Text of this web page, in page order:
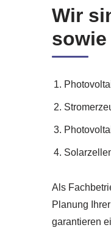
Wir
Als
Planung
garantieren